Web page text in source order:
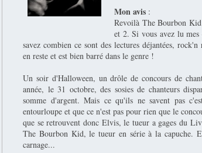
Mon avis :
Revoilà The Bourbon
et 2. Si vous avez lu
savez combien ce sont des lectures déjantées,
en reste et est bien barré dans le genre !
Un soir d'Halloween, un drôle de concours de
année, le 31 octobre, des sosies de chanteurs
somme d'argent. Mais ce qu'ils ne savent pas
entourloupe et que ce n'est pas pour rien que le
que se retrouvent donc Elvis, le tueur a gages du
The Bourbon Kid, le tueur en série à la capuche.
carnage...